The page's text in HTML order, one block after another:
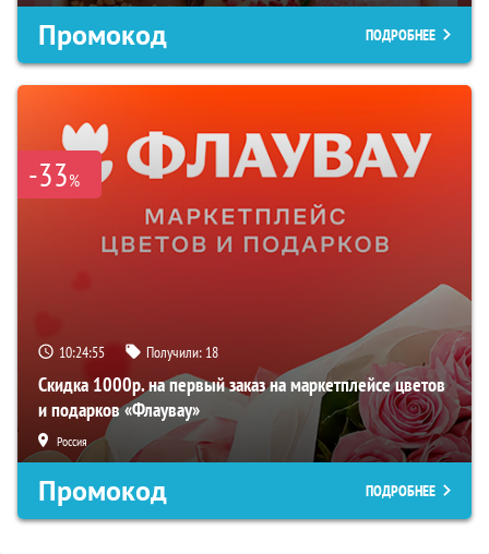
Промокод ПОДРОБНЕЕ
-33%
10:24:54 Получили: 18
Скидка 1000р. на первый заказ на маркетплейсе цветов
и подарков «Флаувау»
Россия
Промокод ПОДРОБНЕЕ